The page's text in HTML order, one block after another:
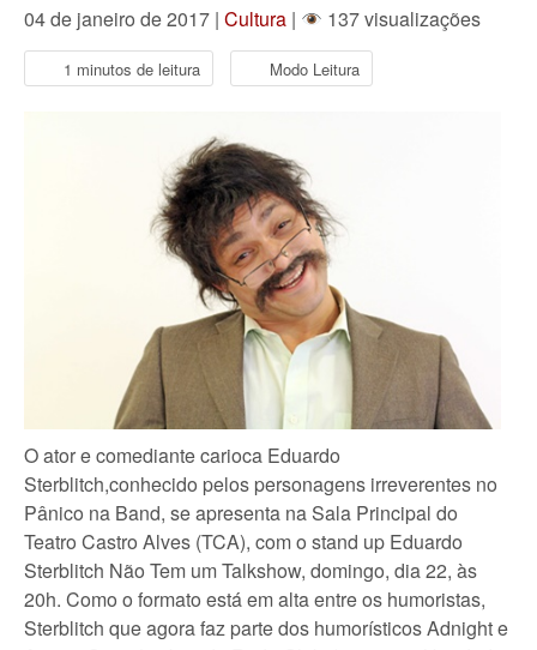
04 de janeiro de 2017 | Cultura | 137 visualizações
1 minutos de leitura Modo Leitura
O ator e comediante carioca Eduardo
Sterblitch,conhecido pelos personagens irreverentes no
Pânico na Band, se apresenta na Sala Principal do
Teatro Castro Alves (TCA), com o stand up Eduardo
Sterblitch Não Tem um Talkshow, domingo, dia 22, às
20h. Como o formato está em alta entre os humoristas,
Sterblitch que agora faz parte dos humorísticos Adnight e